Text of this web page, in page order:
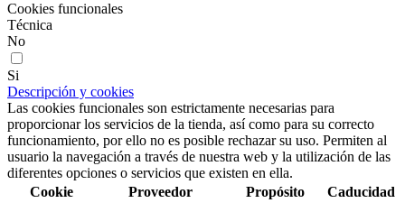
Cookies funcionales
Técnica
No
Si
Descripción y cookies
Las cookies funcionales son estrictamente necesarias para
proporcionar los servicios de la tienda, así como para su correcto
funcionamiento, por ello no es posible rechazar su uso. Permiten al
usuario la navegación a través de nuestra web y la utilización de las
diferentes opciones o servicios que existen en ella.
Cookie
Proveedor Propósito Caducidad